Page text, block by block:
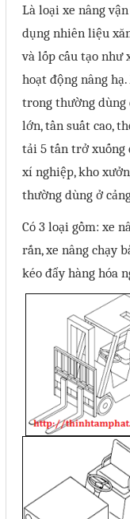
Là loại xe nâng
dụng nhiên liệu
và lốp cấu tạo như
hoạt động nâng
trong thường dùng
lớn, tần suất cao,
tải 5 tấn trở xuống
xí nghiệp, kho
thường dùng ở
Có 3 loại gồm: xe
rắn, xe nâng chạy
kéo đẩy hàng hóa